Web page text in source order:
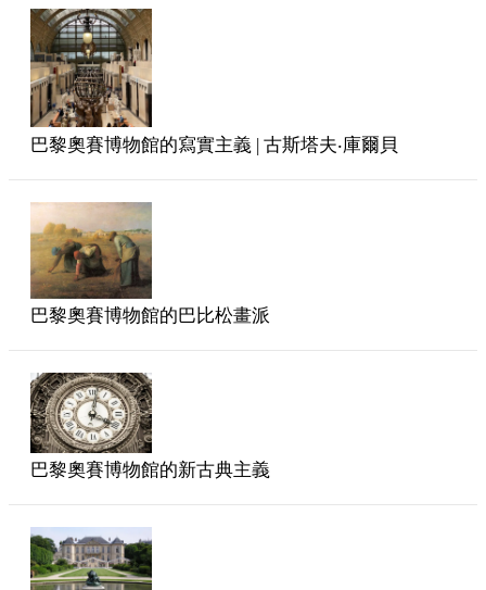
巴黎奧賽博物館的寫實主義 | 古斯塔夫‧庫爾貝
巴黎奧賽博物館的巴比松畫派
巴黎奧賽博物館的新古典主義